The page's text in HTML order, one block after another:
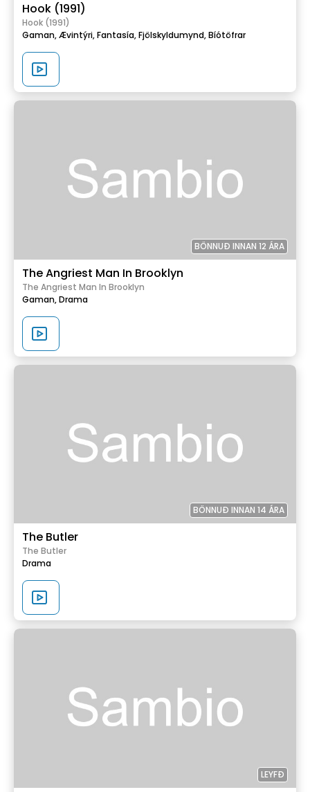
Hook (1991)
Hook (1991)
Gaman,Ævintýri,Fantasía,Fjölskyldumynd,Bíótöfrar
BÖNNUÐ INNAN 12 ÁRA
The Angriest Man In Brooklyn
The Angriest Man In Brooklyn
Gaman,Drama
BÖNNUÐ INNAN 14 ÁRA
The Butler
The Butler
Drama
LEYFÐ